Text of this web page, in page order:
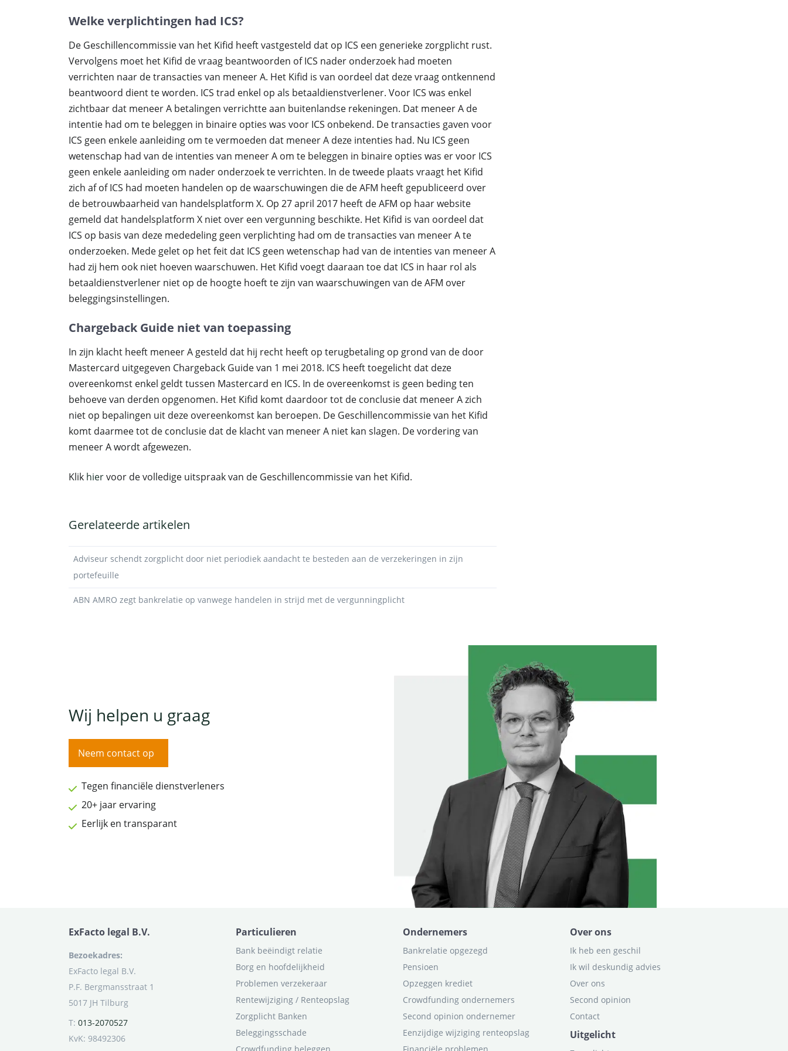
Welke verplichtingen had ICS?
De Geschillencommissie van het Kifid heeft vastgesteld dat op ICS een generieke zorgplicht rust.
Vervolgens moet het Kifid de vraag beantwoorden of ICS nader onderzoek had moeten
verrichten naar de transacties van meneer A. Het Kifid is van oordeel dat deze vraag ontkennend
beantwoord dient te worden. ICS trad enkel op als betaaldienstverlener. Voor ICS was enkel
zichtbaar dat meneer A betalingen verrichtte aan buitenlandse rekeningen. Dat meneer A de
intentie had om te beleggen in binaire opties was voor ICS onbekend. De transacties gaven voor
ICS geen enkele aanleiding om te vermoeden dat meneer A deze intenties had. Nu ICS geen
wetenschap had van de intenties van meneer A om te beleggen in binaire opties was er voor ICS
geen enkele aanleiding om nader onderzoek te verrichten. In de tweede plaats vraagt het Kifid
zich af of ICS had moeten handelen op de waarschuwingen die de AFM heeft gepubliceerd over
de betrouwbaarheid van handelsplatform X. Op 27 april 2017 heeft de AFM op haar website
gemeld dat handelsplatform X niet over een vergunning beschikte. Het Kifid is van oordeel dat
ICS op basis van deze mededeling geen verplichting had om de transacties van meneer A te
onderzoeken. Mede gelet op het feit dat ICS geen wetenschap had van de intenties van meneer A
had zij hem ook niet hoeven waarschuwen. Het Kifid voegt daaraan toe dat ICS in haar rol als
betaaldienstverlener niet op de hoogte hoeft te zijn van waarschuwingen van de AFM over
beleggingsinstellingen.
Chargeback Guide niet van toepassing
In zijn klacht heeft meneer A gesteld dat hij recht heeft op terugbetaling op grond van de door
Mastercard uitgegeven Chargeback Guide van 1 mei 2018. ICS heeft toegelicht dat deze
overeenkomst enkel geldt tussen Mastercard en ICS. In de overeenkomst is geen beding ten
behoeve van derden opgenomen. Het Kifid komt daardoor tot de conclusie dat meneer A zich
niet op bepalingen uit deze overeenkomst kan beroepen. De Geschillencommissie van het Kifid
komt daarmee tot de conclusie dat de klacht van meneer A niet kan slagen. De vordering van
meneer A wordt afgewezen.
Klik hiervoor de volledige uitspraak van de Geschillencommissie van het Kifid.
Gerelateerde artikelen
Adviseur schendt zorgplicht door niet periodiek aandacht te besteden aan de verzekeringen in zijn
portefeuille
ABN AMRO zegt bankrelatie op vanwege handelen in strijd met de vergunningplicht
Wij helpen u graag
Neem contact op
Tegen financiële dienstverleners
20+ jaar ervaring
Eerlijk en transparant
ExFacto legal B.V.
Bezoekadres:
ExFacto legal B.V.
P.F. Bergmansstraat 1
5017 JH Tilburg
T: 013-2070527
KvK: 98492306
Particulieren
Bank beëindigt relatie
Borg en hoofdelijkheid
Problemen verzekeraar
Rentewijziging / Renteopslag
Zorgplicht Banken
Beleggingsschade
Crowdfunding beleggen
Ondernemers
Bankrelatie opgezegd
Pensioen
Opzeggen krediet
Crowdfunding ondernemers
Second opinion ondernemer
Eenzijdige wijziging renteopslag
Financiële problemen
Over ons
Ik heb een geschil
Ik wil deskundig advies
Over ons
Second opinion
Contact
Uitgelicht